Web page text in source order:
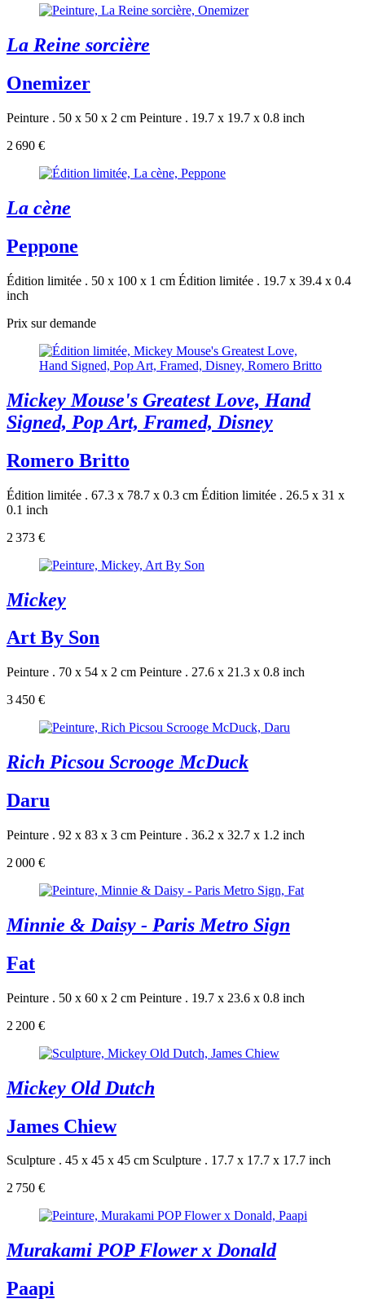
La Reine sorcière
Onemizer
Peinture . 50 x 50 x 2 cm Peinture . 19.7 x 19.7 x 0.8 inch
2 690 €
La cène
Peppone
Édition limitée . 50 x 100 x 1 cm Édition limitée . 19.7 x 39.4 x 0.4
inch
Prix sur demande
Mickey Mouse's Greatest Love, Hand
Signed, Pop Art, Framed, Disney
Romero Britto
Édition limitée . 67.3 x 78.7 x 0.3 cm Édition limitée . 26.5 x 31 x
0.1 inch
2 373 €
Mickey
Art By Son
Peinture . 70 x 54 x 2 cm Peinture . 27.6 x 21.3 x 0.8 inch
3 450 €
Rich Picsou Scrooge McDuck
Daru
Peinture . 92 x 83 x 3 cm Peinture . 36.2 x 32.7 x 1.2 inch
2 000 €
Minnie & Daisy - Paris Metro Sign
Fat
Peinture . 50 x 60 x 2 cm Peinture . 19.7 x 23.6 x 0.8 inch
2 200 €
Mickey Old Dutch
James Chiew
Sculpture . 45 x 45 x 45 cm Sculpture . 17.7 x 17.7 x 17.7 inch
2 750 €
Murakami POP Flower x Donald
Paapi